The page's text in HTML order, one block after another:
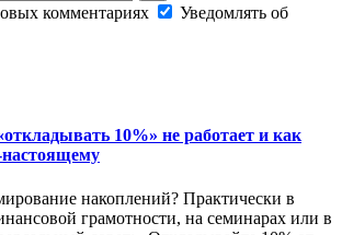
комментариях
Уведомлять об
10%» не работает и как
настоящему
накоплений? Практически в
грамотности, на семинарах или в